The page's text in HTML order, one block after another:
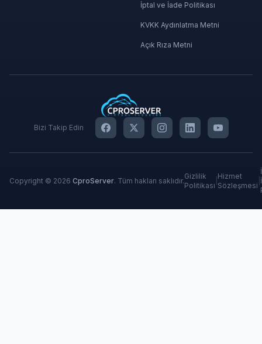
İptal ve İade Politikası
KVKK Aydınlatma Metni
Açık Rıza Metni
Bizi Takip Edin
Copyright © 2026 CproServer. Tüm hakları saklıdır.
Gizlilik
Politikası
Hizmet
Sözleşmesi